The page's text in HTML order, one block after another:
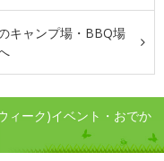
キャンプ場・BBQ場
ィーク)イベント・おでか